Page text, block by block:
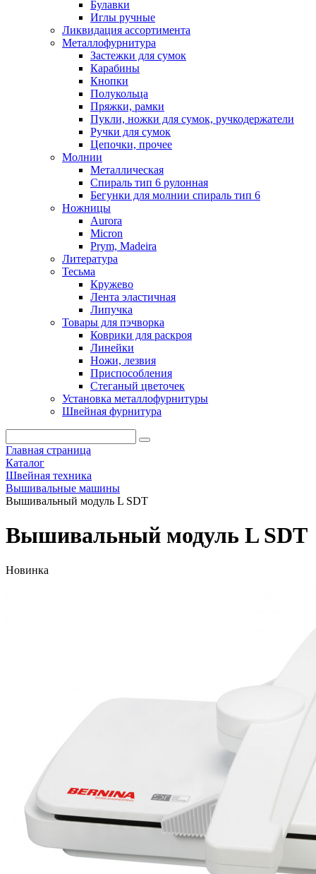
Булавки
Иглы ручные
Ликвидация ассортимента
Металлофурнитура
Застежки для сумок
Карабины
Кнопки
Полукольца
Пряжки, рамки
Пукли, ножки для сумок, ручкодержатели
Ручки для сумок
Цепочки, прочее
Молнии
Металлическая
Спираль тип 6 рулонная
Бегунки для молнии спираль тип 6
Ножницы
Aurora
Micron
Prym, Madeira
Литература
Тесьма
Кружево
Лента эластичная
Липучка
Товары для пэчворка
Коврики для раскроя
Линейки
Ножи, лезвия
Приспособления
Стеганый цветочек
Установка металлофурнитуры
Швейная фурнитура
Главная страница
Каталог
Швейная техника
Вышивальные машины
Вышивальный модуль L SDT
Вышивальный модуль L SDT
Новинка